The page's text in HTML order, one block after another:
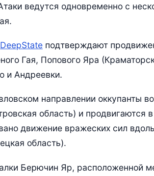
ведутся одновременно с
DeepState подтверждают
Гая, Попового Яра
и Андреевки.
направлении оккупанты
область) и продвигаются
движение вражеских сил
область).
Берючин Яр, расположенной